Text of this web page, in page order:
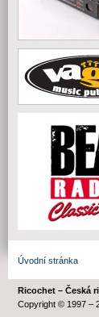
Úvodní stránka
Ricochet – Česká
Copyright © 1997 –